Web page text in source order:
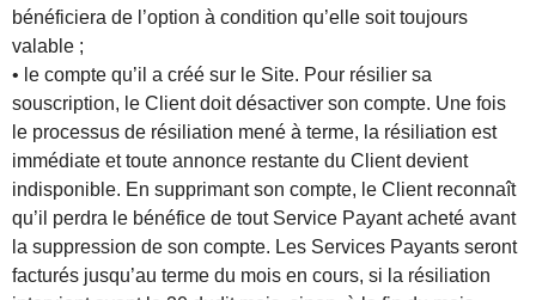
bénéficiera de l’option à condition qu’elle soit toujours
valable ;
• le compte qu’il a créé sur le Site. Pour résilier sa
souscription, le Client doit désactiver son compte. Une fois
le processus de résiliation mené à terme, la résiliation est
immédiate et toute annonce restante du Client devient
indisponible. En supprimant son compte, le Client reconnaît
qu’il perdra le bénéfice de tout Service Payant acheté avant
la suppression de son compte. Les Services Payants seront
facturés jusqu’au terme du mois en cours, si la résiliation